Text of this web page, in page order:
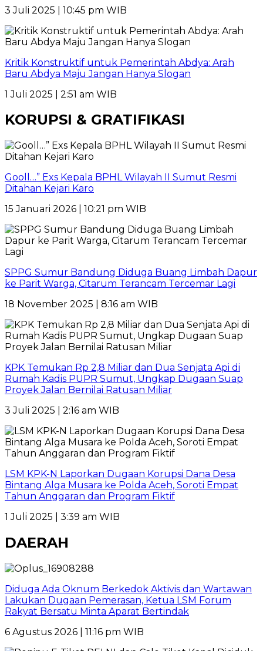
3 Juli 2025 | 10:45 pm WIB
Kritik Konstruktif untuk Pemerintah Abdya: Arah
Baru Abdya Maju Jangan Hanya Slogan
1 Juli 2025 | 2:51 am WIB
KORUPSI & GRATIFIKASI
Gooll…” Exs Kepala BPHL Wilayah II Sumut Resmi
Ditahan Kejari Karo
15 Januari 2026 | 10:21 pm WIB
SPPG Sumur Bandung Diduga Buang Limbah Dapur
ke Parit Warga, Citarum Terancam Tercemar Lagi
18 November 2025 | 8:16 am WIB
KPK Temukan Rp 2,8 Miliar dan Dua Senjata Api di
Rumah Kadis PUPR Sumut, Ungkap Dugaan Suap
Proyek Jalan Bernilai Ratusan Miliar
3 Juli 2025 | 2:16 am WIB
LSM KPK-N Laporkan Dugaan Korupsi Dana Desa
Bintang Alga Musara ke Polda Aceh, Soroti Empat
Tahun Anggaran dan Program Fiktif
1 Juli 2025 | 3:39 am WIB
DAERAH
Diduga Ada Oknum Berkedok Aktivis dan Wartawan
Lakukan Dugaan Pemerasan, Ketua LSM Forum
Rakyat Bersatu Minta Aparat Bertindak
6 Agustus 2026 | 11:16 pm WIB